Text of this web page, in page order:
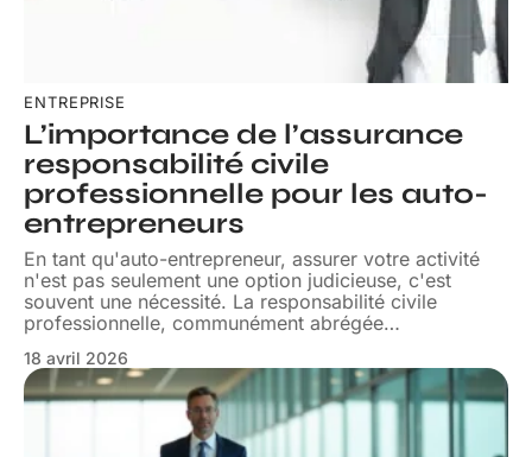
ENTREPRISE
L’importance de l’assurance
responsabilité civile
professionnelle pour les auto-
entrepreneurs
En tant qu'auto-entrepreneur, assurer votre activité
n'est pas seulement une option judicieuse, c'est
souvent une nécessité. La responsabilité civile
professionnelle, communément abrégée…
18 avril 2026